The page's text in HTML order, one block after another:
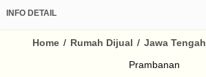
INFO DETAIL
Home / Rumah Dijual / Jawa Tengah
Prambanan